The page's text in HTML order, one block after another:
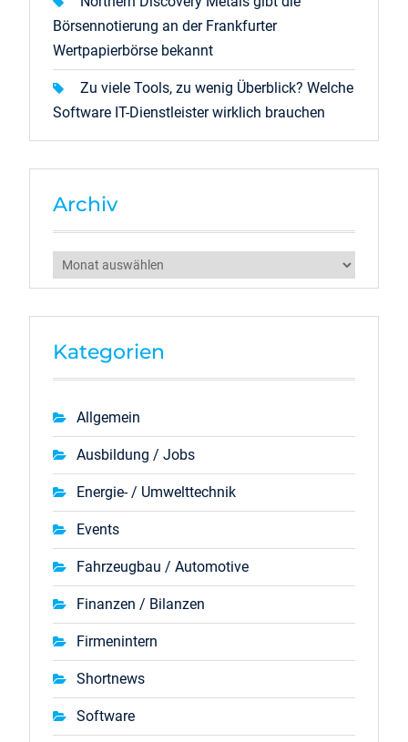
Börsennotierung an der Frankfurter
Wertpapierbörse bekannt
Zu viele Tools, zu wenig Überblick? Welche
Software IT-Dienstleister wirklich brauchen
Archiv
Archiv
Kategorien
Allgemein
Ausbildung / Jobs
Energie- / Umwelttechnik
Events
Fahrzeugbau / Automotive
Finanzen / Bilanzen
Firmenintern
Shortnews
Software